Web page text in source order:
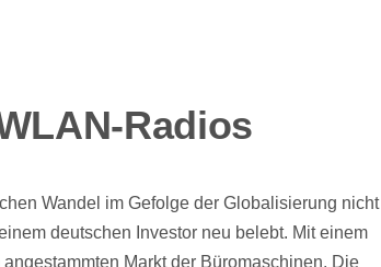
Radios
Wandel im Gefolge der Globalisierung nicht
deutschen Investor neu belebt. Mit einem
Markt der Büromaschinen. Die